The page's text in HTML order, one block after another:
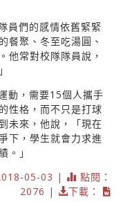
員們的感情依舊緊緊
餐聚、冬至吃湯圓、
他常對校隊隊員說，
動，需要15個人攜手
性格，而不只是打球
未來，他說，「現在
下，學生就會力求進
。」
05-03 |
點閱：
2076 |
下載：